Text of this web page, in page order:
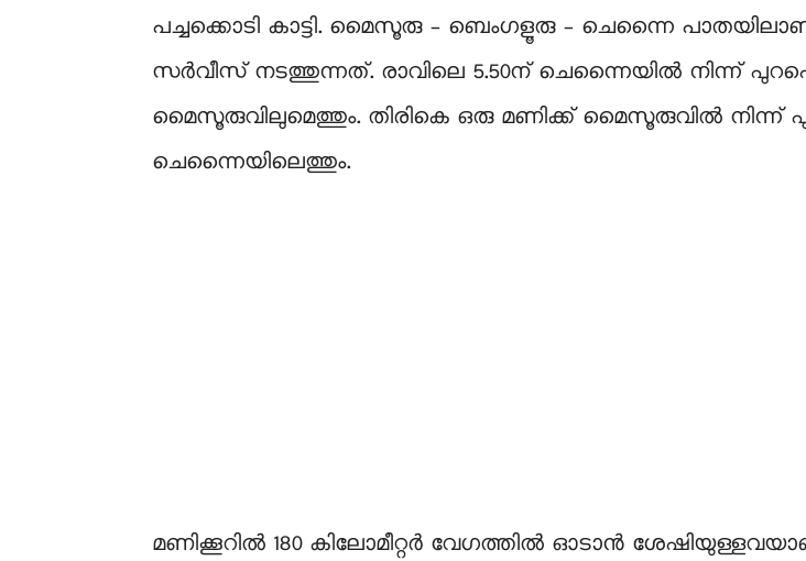
പച്ചക്കൊടി കാട്ടി. മൈസൂരു – ബെംഗളൂരു – ചെന്നൈ
സർവീസ് നടത്തുന്നത്. രാവിലെ 5.50ന് ചെന്നൈയിൽ നിന്ന്
മൈസൂരുവിലുമെത്തും. തിരികെ ഒരു മണിക്ക് മൈസൂരുവിൽ നിന്ന്
ചെന്നൈയിലെത്തും.
മണിക്കൂറിൽ 180 കിലോമീറ്റർ വേഗത്തിൽ ഓടാൻ